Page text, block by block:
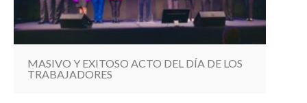
MASIVO Y EXITOSO ACTO DEL DÍA DE LOS
TRABAJADORES